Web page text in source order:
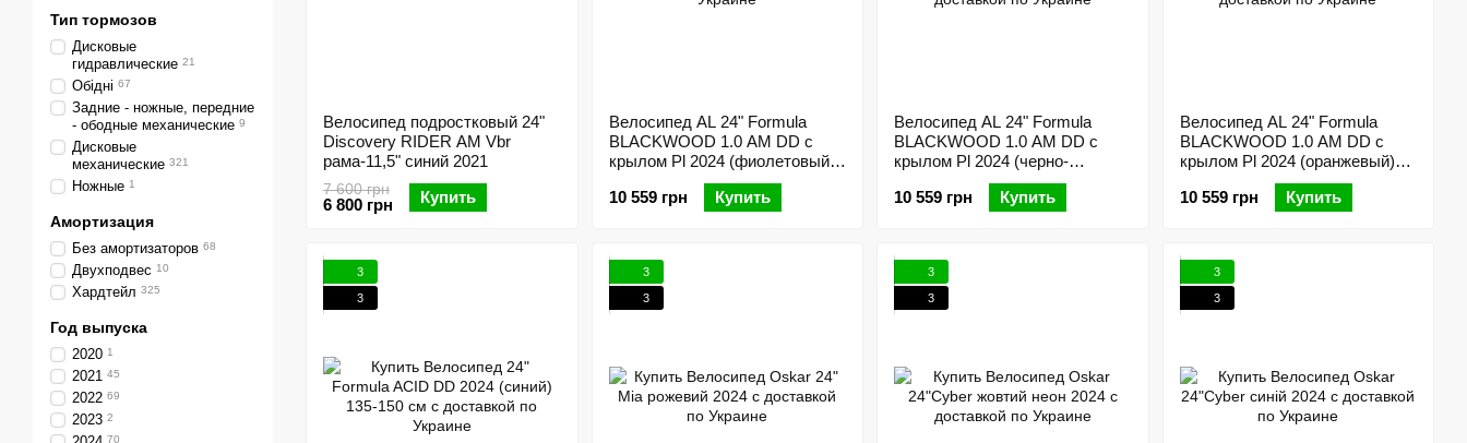
Велосипед подростковый 24"
Discovery RIDER AM Vbr
рама-11,5" синий 2021
7 600 грн
6 800 грн Купить
Велосипед AL 24" Formula
BLACKWOOD 1.0 AM DD с
крылом Pl 2024 (фиолетовый)
10 559 грн
Купить
Велосипед AL 24" Formula
BLACKWOOD 1.0 AM DD с
крылом Pl 2024 (черно-
красный(м)) 135-150 см
10 559 грн
Купить
Велосипед AL 24" Formula
BLACKWOOD 1.0 AM DD с
крылом Pl 2024 (оранжевый)
10 559 грн
Купить
3
3
3
3
3
3
3
3
Тип тормозов
Дисковые
гидравлические 21
Обідні 67
Задние - ножные, передние
- ободные механические 9
Дисковые
механические 321
Ножные 1
Амортизация
Без амортизаторов 68
Двухподвес 10
Хардтейл 325
Год выпуска
2020 1
2021 45
2022 69
2023 2
70